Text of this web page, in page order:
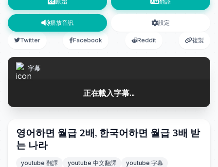
播放音訊 設定
Twitter Facebook Reddit 複製
字幕
正在載入字幕...
영어하면 월급 2배, 한국어하면 월급 3배 받
는 나라
youtube 翻譯 youtube 中文翻譯
youtube 字幕